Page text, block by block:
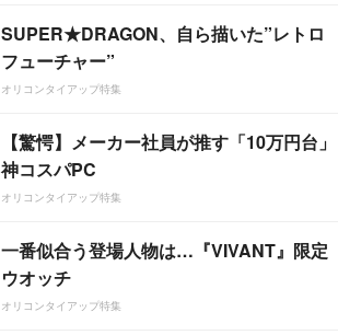
SUPER★DRAGON、自ら描いた”レトロ
フューチャー”
オリコンタイアップ特集
【驚愕】メーカー社員が推す「10万円台」
神コスパPC
オリコンタイアップ特集
一番似合う登場人物は…『VIVANT』限定
ウオッチ
オリコンタイアップ特集